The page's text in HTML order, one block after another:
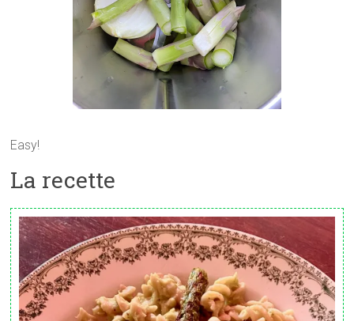
Easy!
La recette